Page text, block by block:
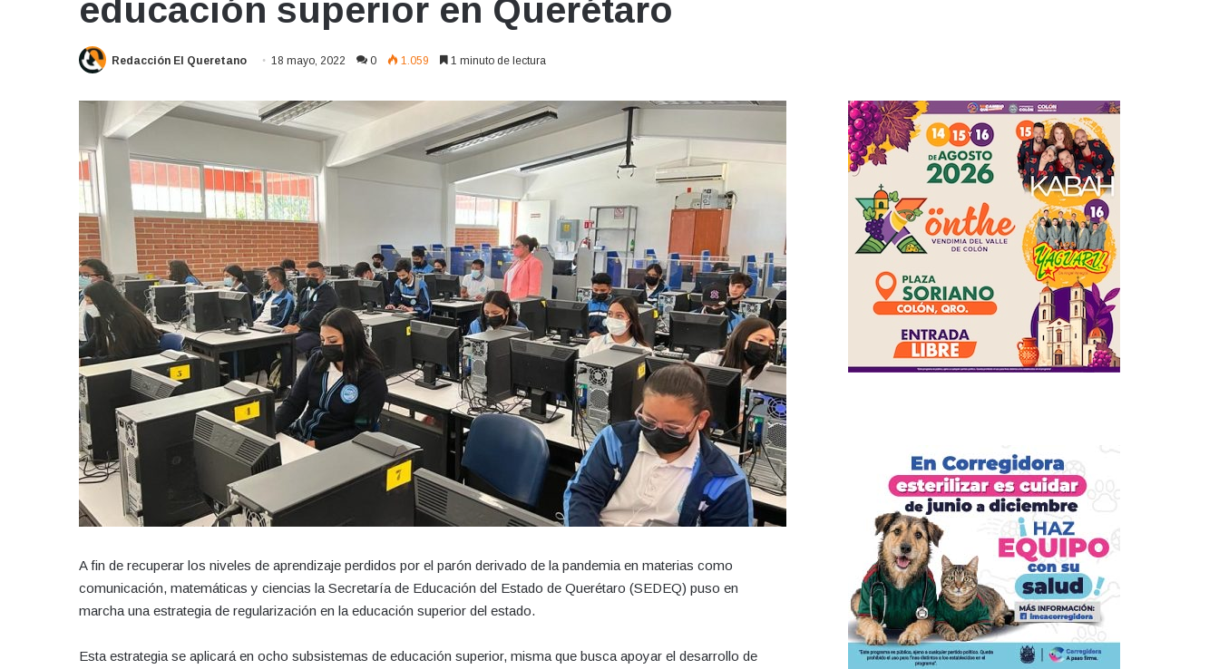
educación superior en Querétaro
Redacción El Queretano 18 mayo, 2022 0 1.059 1 minuto de lectura
A fin de recuperar los niveles de aprendizaje perdidos por el parón derivado de la pandemia en materias como
comunicación, matemáticas y ciencias la Secretaría de Educación del Estado de Querétaro (SEDEQ) puso en
marcha una estrategia de regularización en la educación superior del estado.
Esta estrategia se aplicará en ocho subsistemas de educación superior, misma que busca apoyar el desarrollo de